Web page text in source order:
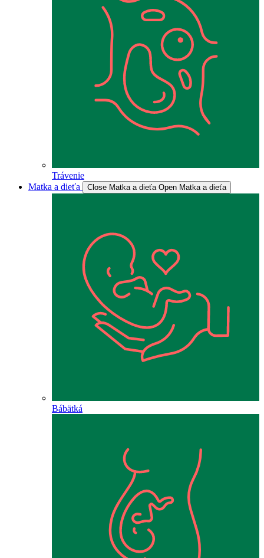
Trávenie
Matka a dieťa
Close Matka a dieťa Open Matka a dieťa
Bábätká